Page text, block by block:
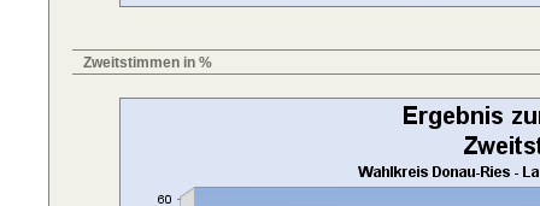
Zweitstimmen in %